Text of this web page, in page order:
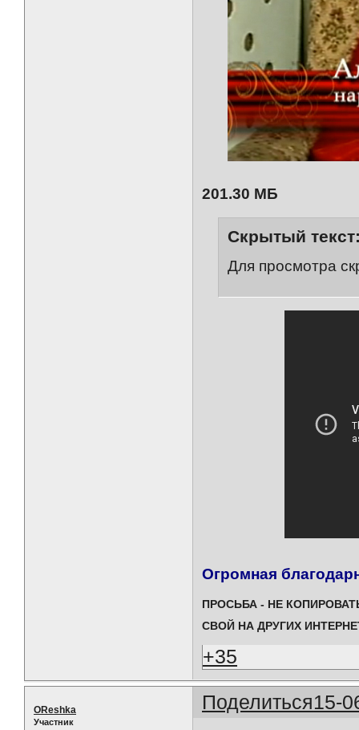
201.30 МБ
Скрытый
Для просмотра
Огромная
ПРОСЬБА - НЕ
СВОЙ НА ДРУГИХ
+35
Поделиться15-
OReshka
Участник